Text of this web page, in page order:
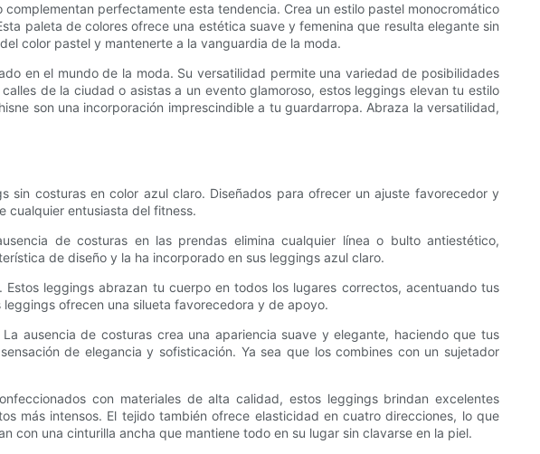
perfectamente esta tendencia. Crea un estilo pastel monocromático
paleta de colores ofrece una estética suave y femenina que resulta elegante sin
color pastel y mantenerte a la vanguardia de la moda.
en el mundo de la moda. Su versatilidad permite una variedad de posibilidades
de la ciudad o asistas a un evento glamoroso, estos leggings elevan tu estilo
son una incorporación imprescindible a tu guardarropa. Abraza la versatilidad,
sin costuras en color azul claro. Diseñados para ofrecer un ajuste favorecedor y
cualquier entusiasta del fitness.
de costuras en las prendas elimina cualquier línea o bulto antiestético,
de diseño y la ha incorporado en sus leggings azul claro.
leggings abrazan tu cuerpo en todos los lugares correctos, acentuando tus
ofrecen una silueta favorecedora y de apoyo.
ausencia de costuras crea una apariencia suave y elegante, haciendo que tus
de elegancia y sofisticación. Ya sea que los combines con un sujetador
con materiales de alta calidad, estos leggings brindan excelentes
más intensos. El tejido también ofrece elasticidad en cuatro direcciones, lo que
con una cinturilla ancha que mantiene todo en su lugar sin clavarse en la piel.